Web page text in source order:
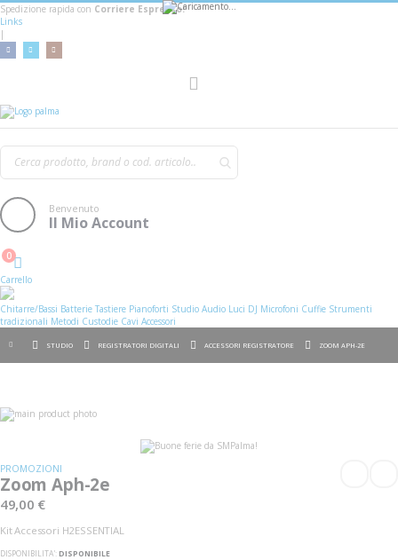
Spedizione rapida con Corriere Espresso!
Links
|
Benvenuto
Il Mio Account
Cart
0
Carrello
Chitarre/Bassi Batterie Tastiere Pianoforti Studio Audio Luci DJ Microfoni Cuffie Strumenti
tradizionali Metodi Custodie Cavi Accessori
STUDIO REGISTRATORI DIGITALI ACCESSORI REGISTRATORE ZOOM APH-2E
Vai
alla
galleria
di
immagini
galleria
di
immagini
PROMOZIONI
Zoom Aph-2e
49,00 €
Kit Accessori H2ESSENTIAL
DISPONIBILITA':DISPONIBILE